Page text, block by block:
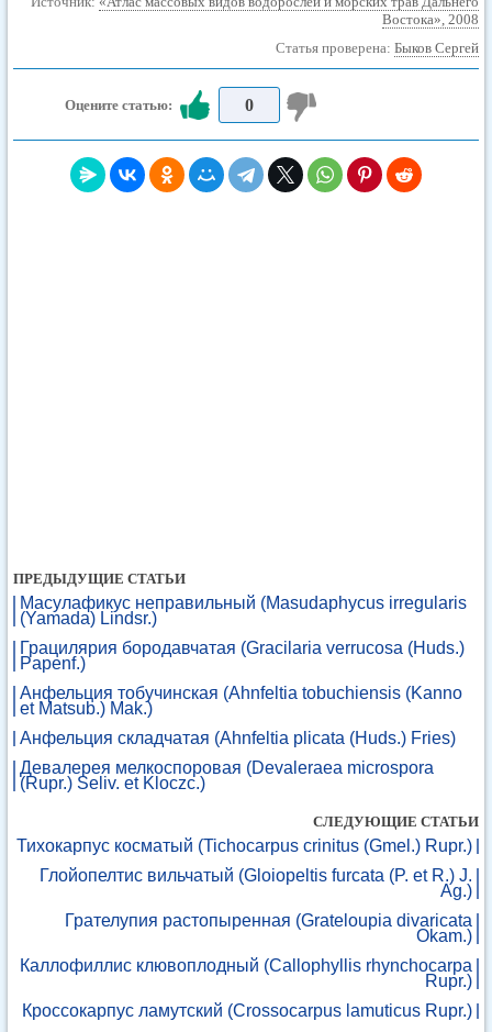
Востока», 2008
Статья проверена: Быков Сергей
Оцените статью: 0
ПРЕДЫДУЩИЕ СТАТЬИ
Масулафикус неправильный (Masudaphycus irregularis
(Yamada) Lindsr.)
Грацилярия бородавчатая (Gracilaria verrucosa (Huds.)
Papenf.)
Анфельция тобучинская (Ahnfeltia tobuchiensis (Kanno
et Matsub.) Mak.)
Анфельция складчатая (Ahnfeltia plicata (Huds.) Fries)
Девалерея мелкоспоровая (Devaleraea microspora
(Rupr.) Seliv. et Kloczc.)
СЛЕДУЮЩИЕ СТАТЬИ
Тихокарпус косматый (Tichocarpus crinitus (Gmel.) Rupr.)
Глойопелтис вильчатый (Gloiopeltis furcata (P. et R.) J.
Ag.)
Грателупия растопыренная (Grateloupia divaricata
Okam.)
Каллофиллис клювоплодный (Callophyllis rhynchocarpa
Rupr.)
Кроссокарпус ламутский (Crossocarpus lamuticus Rupr.)